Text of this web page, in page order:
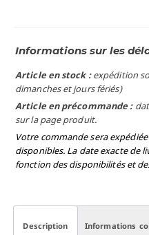
Informations sur les
Article en stock :expédition
dimanches et jours fériés)
Article en précommande :
sur la page produit.
Votre commande sera
disponibles. La date exacte de
fonction des disponibilités et
Description Informations